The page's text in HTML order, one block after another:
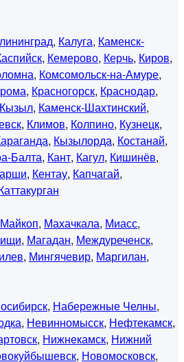
, Калуга, Каменск-
, Кемерово, Керчь, Киров,
, Комсомольск-на-Амуре,
, Красногорск, Краснодар,
Кызыл, Каменск-Шахтинский,
, Климов, Колпино, Кузнецк,
, Кызылорда, Костанай,
Балта, Кант, Кагул, Кишинёв,
, Кентау, Капчагай,
Майкоп, Махачкала, Миасс,
, Магадан, Междуреченск,
, Мингячевир, Маргилан,
, Набережные Челны,
, Невинномысск, Нефтекамск,
, Нижнекамск, Нижний
, Новомосковск,